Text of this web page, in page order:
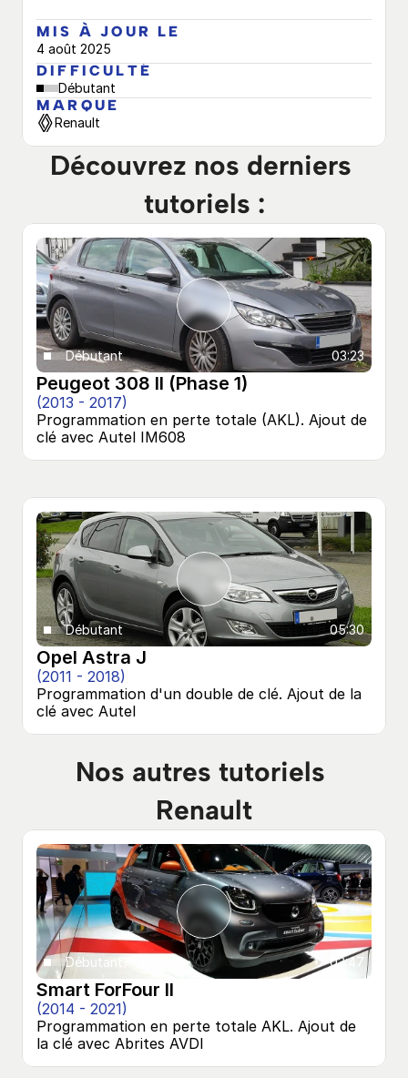
MIS À JOUR LE
4 août 2025
DIFFICULTÉ
Débutant
MARQUE
Renault
Découvrez nos derniers
tutoriels :
03:23
Débutant
Peugeot 308 II (Phase 1)
(2013 - 2017)
Programmation en perte totale (AKL). Ajout de
clé avec Autel IM608
05:30
Débutant
Opel Astra J
(2011 - 2018)
Programmation d'un double de clé. Ajout de la
clé avec Autel
Nos autres tutoriels
Renault
03:47
Débutant
Smart ForFour II
(2014 - 2021)
Programmation en perte totale AKL. Ajout de
la clé avec Abrites AVDI